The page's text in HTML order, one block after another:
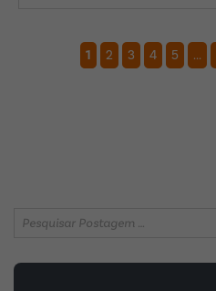
1 2 3 4 5 ...